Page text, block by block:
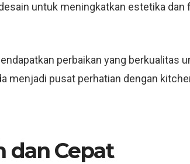
untuk meningkatkan estetika
perbaikan yang berkualitas
menjadi pusat perhatian dengan
dan Cepat